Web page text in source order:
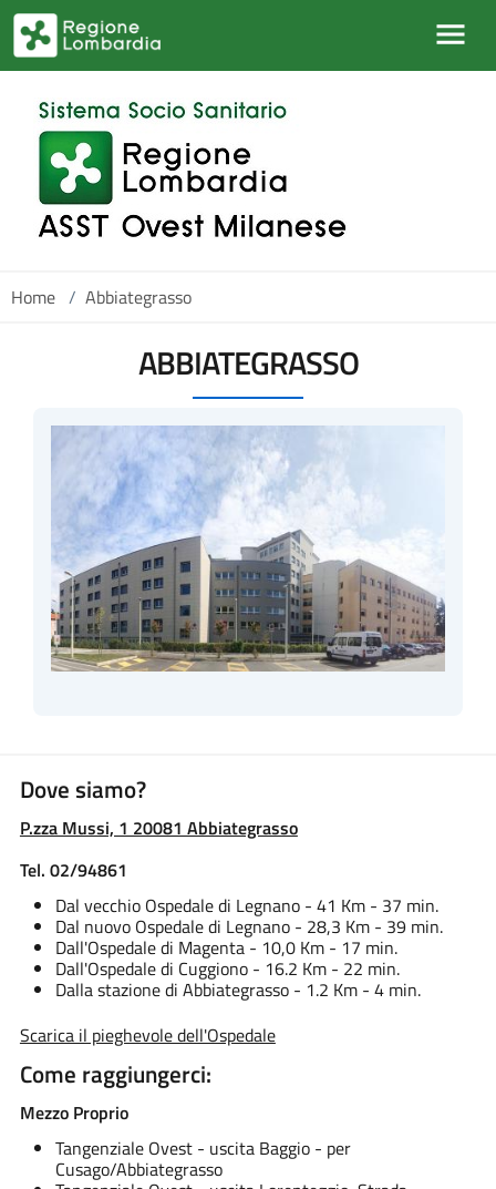
Salta al contenuto principale
Home / Abbiategrasso
ABBIATEGRASSO
Dove siamo?
P.zza Mussi, 1 20081 Abbiategrasso
Tel. 02/94861
Dal vecchio Ospedale di Legnano - 41 Km - 37 min.
Dal nuovo Ospedale di Legnano - 28,3 Km - 39 min.
Dall'Ospedale di Magenta - 10,0 Km - 17 min.
Dall'Ospedale di Cuggiono - 16.2 Km - 22 min.
Dalla stazione di Abbiategrasso - 1.2 Km - 4 min.
​Scarica il pieghevole dell'Ospedale
Come raggiungerci:
Mezzo Proprio
Tangenziale Ovest - uscita Baggio - per
Cusago/Abbiategrasso